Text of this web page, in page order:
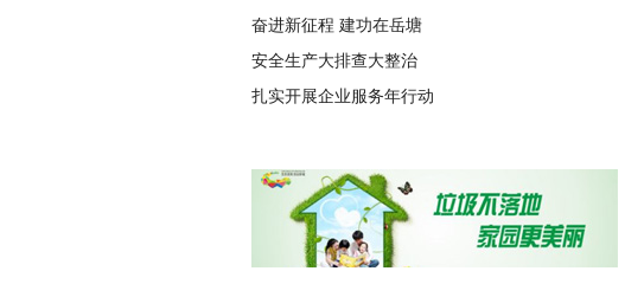
奋进新征程 建功在岳塘
安全生产大排查大整治
扎实开展企业服务年行动